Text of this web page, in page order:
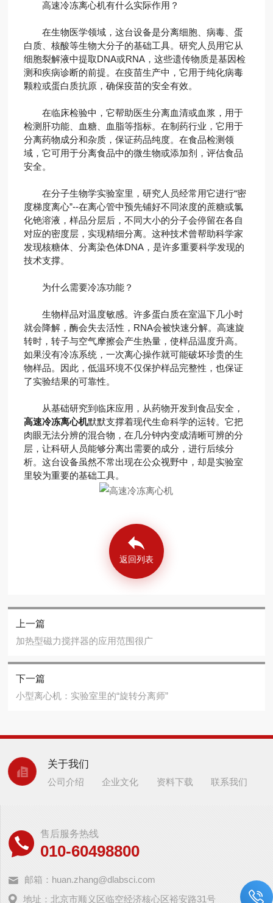
高速冷冻离心机有什么实际作用？
在生物医学领域，这台设备是分离细胞、病毒、蛋
白质、核酸等生物大分子的基础工具。研究人员用它从
细胞裂解液中提取DNA或RNA，这些遗传物质是基因检
测和疾病诊断的前提。在疫苗生产中，它用于纯化病毒
颗粒或蛋白质抗原，确保疫苗的安全有效。
在临床检验中，它帮助医生分离血清或血浆，用于
检测肝功能、血糖、血脂等指标。在制药行业，它用于
分离药物成分和杂质，保证药品纯度。在食品检测领
域，它可用于分离食品中的微生物或添加剂，评估食品
安全。
在分子生物学实验室里，研究人员经常用它进行“密
度梯度离心”--在离心管中预先铺好不同浓度的蔗糖或氯
化铯溶液，样品分层后，不同大小的分子会停留在各自
对应的密度层，实现精细分离。这种技术曾帮助科学家
发现核糖体、分离染色体DNA，是许多重要科学发现的
技术支撑。
为什么需要冷冻功能？
生物样品对温度敏感。许多蛋白质在室温下几小时
就会降解，酶会失去活性，RNA会被快速分解。高速旋
转时，转子与空气摩擦会产生热量，使样品温度升高。
如果没有冷冻系统，一次离心操作就可能破坏珍贵的生
物样品。因此，低温环境不仅保护样品完整性，也保证
了实验结果的可靠性。
从基础研究到临床应用，从药物开发到食品安全，
高速冷冻离心机默默支撑着现代生命科学的运转。它把
肉眼无法分辨的混合物，在几分钟内变成清晰可辨的分
层，让科研人员能够分离出需要的成分，进行后续分
析。这台设备虽然不常出现在公众视野中，却是实验室
里较为重要的基础工具。
返回列表
上一篇
加热型磁力搅拌器的应用范围很广
下一篇
小型离心机：实验室里的“旋转分离师”
关于我们
公司介绍 企业文化 资料下载 联系我们
售后服务热线
010-60498800
邮箱：huan.zhang@dlabsci.com
地址：北京市顺义区临空经济核心区裕安路31号